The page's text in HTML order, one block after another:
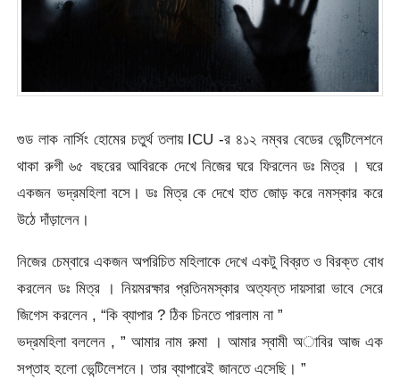
গুড লাক নার্সিং হোমের চতুর্থ তলায় ICU -র ৪১২ নম্বর বেডের ভেন্টিলেশনে
থাকা রুগী ৬৫ বছরের আবিরকে দেখে নিজের ঘরে ফিরলেন ডঃ মিত্র । ঘরে
একজন ভদ্রমহিলা বসে। ডঃ মিত্র কে দেখে হাত জোড় করে নমস্কার করে
উঠে দাঁড়ালেন।
নিজের চেম্বারে একজন অপরিচিত মহিলাকে দেখে একটু বিব্রত ও বিরক্ত বোধ
করলেন ডঃ মিত্র । নিয়মরক্ষার প্রতিনমস্কার অত্যন্ত দায়সারা ভাবে সেরে
জিগেস করলেন , “কি ব্যাপার ? ঠিক চিনতে পারলাম না ”
ভদ্রমহিলা বললেন , ” আমার নাম রুমা । আমার স্বামী অাবির আজ এক
সপ্তাহ হলো ভেন্টিলেশনে। তার ব্যাপারেই জানতে এসেছি। ”